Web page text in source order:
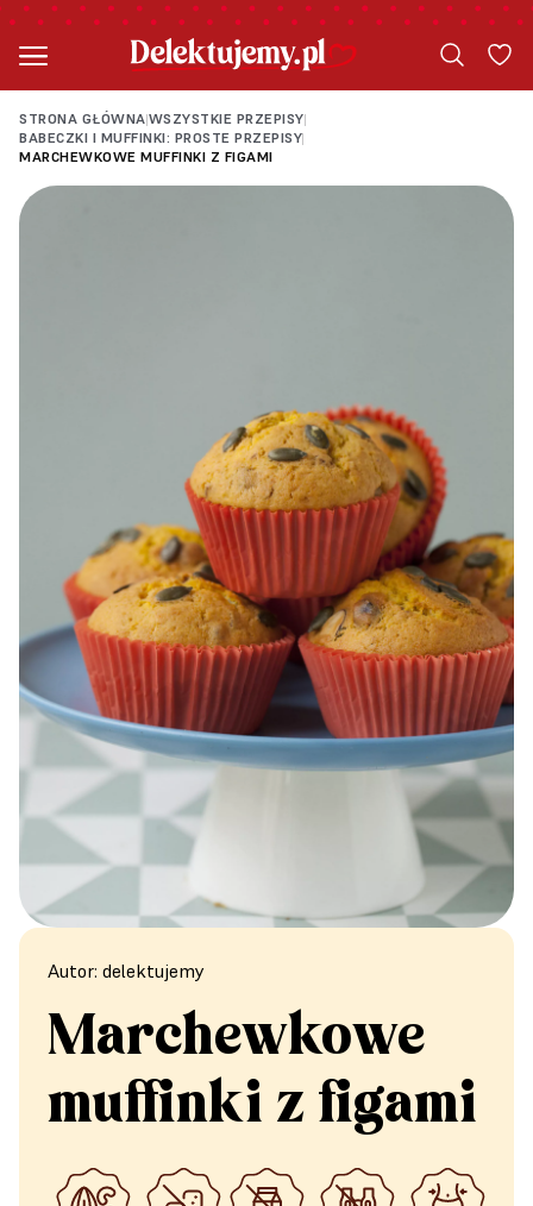
STRONA GŁÓWNA|WSZYSTKIE PRZEPISY|
BABECZKI I MUFFINKI: PROSTE PRZEPISY|
MARCHEWKOWE MUFFINKI Z FIGAMI
Autor: delektujemy
Marchewkowe
muffinki z figami